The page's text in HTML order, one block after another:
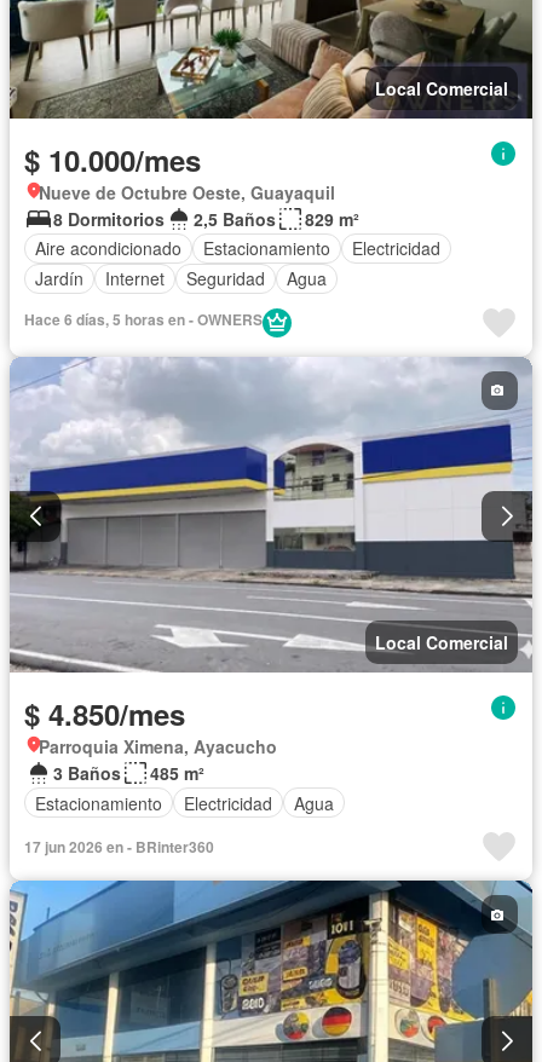
Local Comercial
$ 10.000/mes
Nueve de Octubre Oeste, Guayaquil
8 Dormitorios
2,5 Baños
829 m²
Aire acondicionado
Estacionamiento
Electricidad
Jardín
Internet Seguridad Agua
Hace 6 días, 5 horas en - OWNERS
Local Comercial
$ 4.850/mes
Parroquia Ximena, Ayacucho
3 Baños
485 m²
Estacionamiento
Electricidad Agua
17 jun 2026 en - BRinter360